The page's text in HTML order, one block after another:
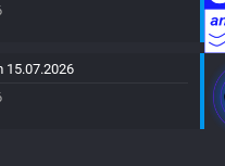
15.07.2026